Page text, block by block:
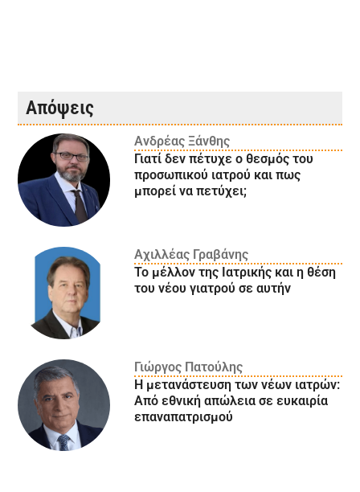
Απόψεις
Ανδρέας Ξάνθης
Γιατί δεν πέτυχε ο θεσμός του
προσωπικού ιατρού και πως
μπορεί να πετύχει;
Αχιλλέας Γραβάνης
Το μέλλον της Ιατρικής και η θέση
του νέου γιατρού σε αυτήν
Γιώργος Πατούλης
Η μετανάστευση των νέων ιατρών:
Aπό εθνική απώλεια σε ευκαιρία
επαναπατρισμού